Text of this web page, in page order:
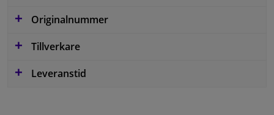
Originalnummer
Tillverkare
Leveranstid